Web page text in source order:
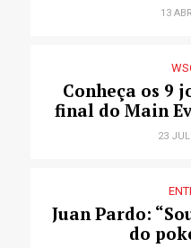
13
Conheça os 9
final do Main
23
Juan Pardo:
do